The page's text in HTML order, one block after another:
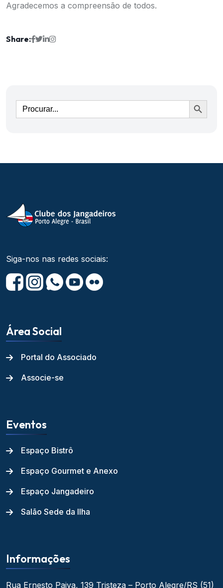
Agradecemos a compreensão de todos.
Share:
Ir
Siga-nos nas redes sociais:
Área Social
Portal do Associado
Associe-se
Eventos
Espaço Bistrô
Espaço Gourmet e Anexo
Espaço Jangadeiro
Salão Sede da Ilha
Informações
Rua Ernesto Paiva, 139 Tristeza – Porto Alegre/RS (51)